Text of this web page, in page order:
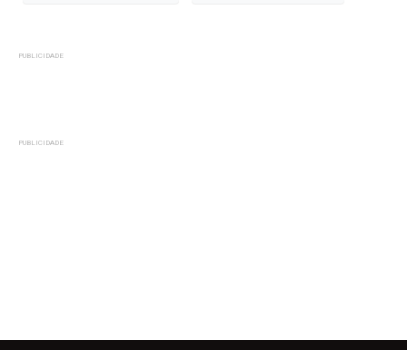
PUBLICIDADE
PUBLICIDADE